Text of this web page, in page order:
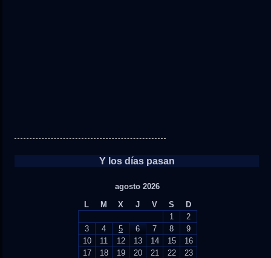
Y los días pasan
agosto 2026
L
M X J V S
D
1
2
3
4 5 6 7 8
9
10
11 12 13 14 15
16
17
18 19 20 21 22
23